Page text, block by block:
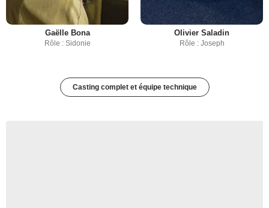
Gaëlle Bona
Rôle : Sidonie
Olivier Saladin
Rôle : Joseph
Casting complet et équipe technique